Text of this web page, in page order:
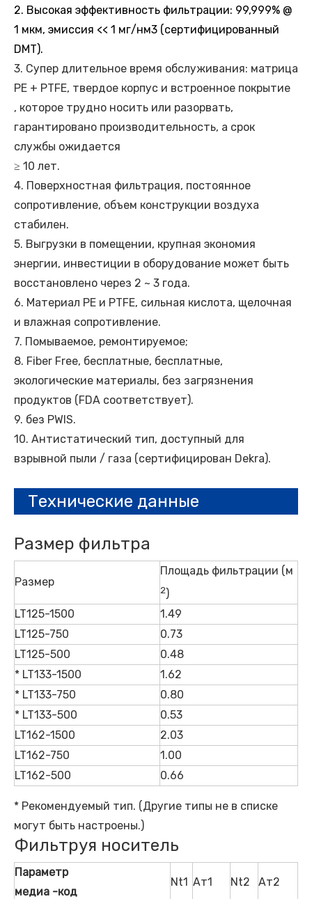
2. Высокая эффективность фильтрации: 99,999% @
1 мкм, эмиссия << 1 мг/нм3 (сертифицированный
DMT).
3. Супер длительное время обслуживания: матрица
PE + PTFE, твердое корпус и встроенное покрытие
, которое трудно носить или разорвать,
гарантировано производительность, а срок
службы ожидается
≥ 10 лет.
4. Поверхностная фильтрация, постоянное
сопротивление, объем конструкции воздуха
стабилен.
5. Выгрузки в помещении, крупная экономия
энергии, инвестиции в оборудование может быть
восстановлено через 2 ~ 3 года.
6. Материал PE и PTFE, сильная кислота, щелочная
и влажная сопротивление.
7. Помываемое, ремонтируемое;
8. Fiber Free, бесплатные, бесплатные,
экологические материалы, без загрязнения
продуктов (FDA соответствует).
9. без PWIS.
10. Антистатический тип, доступный для
взрывной пыли / газа (сертифицирован Dekra).
Технические данные
Размер фильтра
Размер
Площадь фильтрации (м
2 )
LT125-1500
1.49
LT125-750
0.73
LT125-500
0.48
* LT133-1500
1.62
* LT133-750
0.80
* LT133-500
0.53
LT162-1500
2.03
LT162-750
1.00
LT162-500
0.66
* Рекомендуемый тип. (Другие типы не в списке
могут быть настроены.)
Фильтруя носитель
Параметр
медиа -код
Nt1 Ат1 Nt2 Ат2